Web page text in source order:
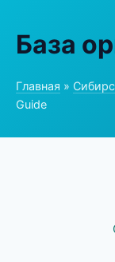
База
Главная »
Guide